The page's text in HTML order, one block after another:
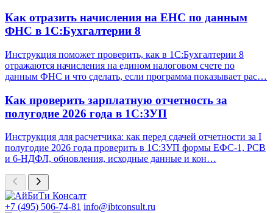
Как отразить начисления на ЕНС по данным
ФНС в 1С:Бухгалтерии 8
Инструкция поможет проверить, как в 1С:Бухгалтерии 8
отражаются начисления на едином налоговом счете по
данным ФНС и что сделать, если программа показывает рас…
Как проверить зарплатную отчетность за
полугодие 2026 года в 1С:ЗУП
Инструкция для расчетчика: как перед сдачей отчетности за I
полугодие 2026 года проверить в 1С:ЗУП формы ЕФС-1, РСВ
и 6-НДФЛ, обновления, исходные данные и кон…
+7 (495) 506-74-81 info@ibtconsult.ru